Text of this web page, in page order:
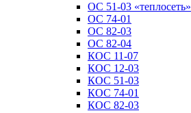
ОС 51-03 «теплосеть»
ОС 74-01
ОС 82-03
ОС 82-04
КОС 11-07
КОС 12-03
КОС 51-03
КОС 74-01
КОС 82-03